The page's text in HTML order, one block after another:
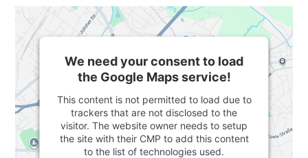
We need your consent to load
the Google Maps service!
This content is not permitted to load due to
trackers that are not disclosed to the
visitor. The website owner needs to setup
the site with their CMP to add this content
to the list of technologies used.